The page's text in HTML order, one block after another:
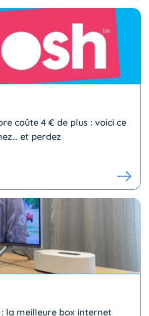
coûte 4 € de plus : voici ce
et perdez
la meilleure box internet